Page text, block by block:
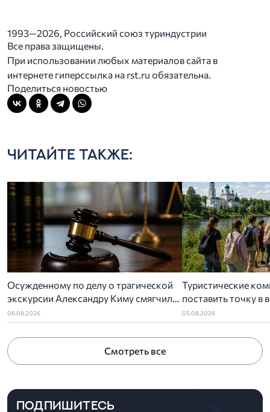
1993—2026, Российский союз туриндустрии
Все права защищены.
При использовании любых материалов сайта в
интернете гиперссылка на rst.ru обязательна.
Поделиться новостью
ЧИТАЙТЕ ТАКЖЕ:
Осужденному по делу о трагической
экскурсии Александру Киму смягчили
приговор
06.08.2026
Туристические
поставить точку в
детского
05.08.2026
Смотреть все
ПОДПИШИТЕСЬ